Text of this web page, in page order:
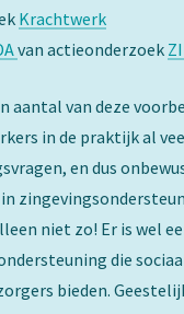
Krachtwerk
van actieonderzoek
aantal van deze
in de praktijk al
en dus
niet zo! Er is wel
die
bieden.